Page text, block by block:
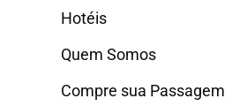
Hotéis
Quem Somos
Compre sua Passagem